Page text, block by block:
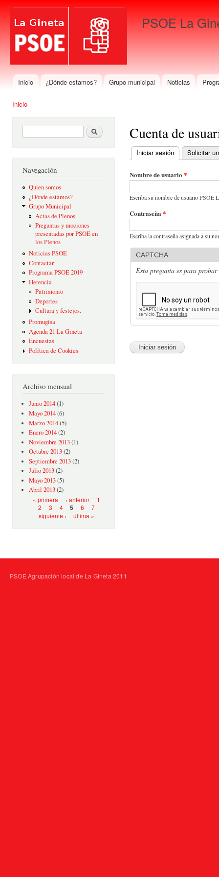
PSOE La
Menú principal
Inicio ¿Dónde estamos? Grupo municipal Noticias
Inicio
Formulario de búsquedaBuscar
Navegación
Quien somos
¿Dónde estamos?
Grupo Municipal
Actas de Plenos
Preguntas y mociones
presentadas por PSOE en
los Plenos
Noticias PSOE
Contactar
Programa PSOE 2019
Herencia
Patrimonio
Deportes
Cultura y festejos.
Promugisa
Agenda 21 La Gineta
Encuestas
Política de Cookies
Archivo mensual
Junio 2014(1)
Mayo 2014(6)
Marzo 2014(5)
Enero 2014(2)
Noviembre 2013(1)
Octubre 2013(2)
Septiembre 2013(2)
Julio 2013(2)
Mayo 2013(5)
Abril 2013(2)
Páginas
« primera ‹ anterior
1
2
3 4 5 6
7
siguiente ›
última »
Cuenta de
Solapas principales
Iniciar sesión (solapa activa)
Solicitar
Nombre de usuario *
Escriba su nombre de usuario PSOE
Contraseña *
Escriba la contraseña asignada a su
CAPTCHA
Esta pregunta es para
PSOE Agrupación local de La Gineta 2011